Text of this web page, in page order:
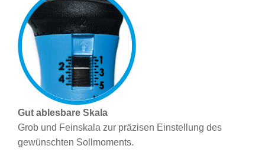
Gut ablesbare Skala
Grob­ und Feinskala zur präzisen Einstellung des
gewünschten Sollmoments.